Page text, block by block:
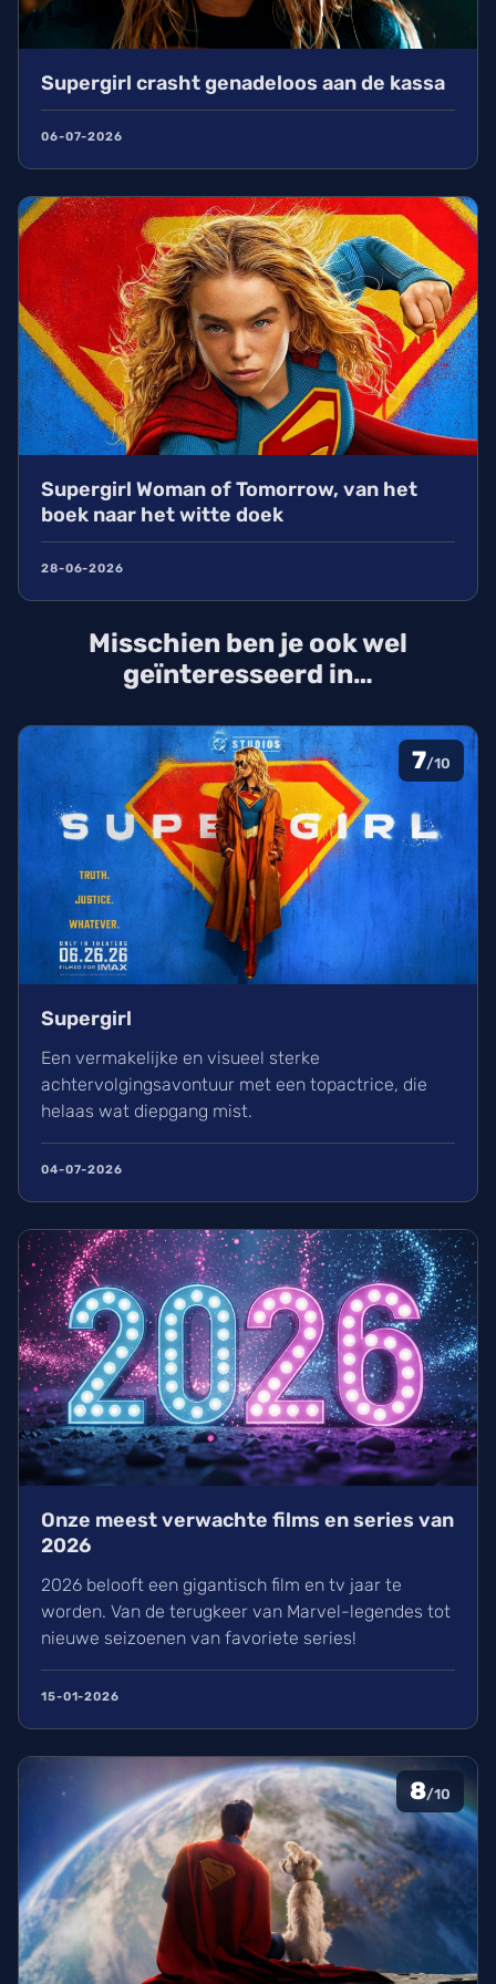
Supergirl crasht genadeloos aan de kassa
06-07-2026
Supergirl Woman of Tomorrow, van het
boek naar het witte doek
28-06-2026
Misschien ben je ook wel
geïnteresseerd in…
7/10
Supergirl
Een vermakelijke en visueel sterke
achtervolgingsavontuur met een topactrice, die
helaas wat diepgang mist.
04-07-2026
Onze meest verwachte films en series van
2026
2026 belooft een gigantisch film en tv jaar te
worden. Van de terugkeer van Marvel-legendes tot
nieuwe seizoenen van favoriete series!
15-01-2026
8/10